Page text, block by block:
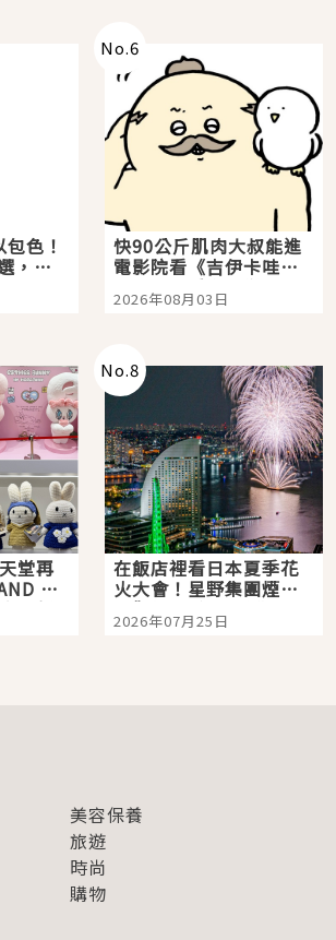
色！
，閉
No.6
快90公斤肌肉大叔能進
電影院看《吉伊卡哇》
嗎？日本重金屬樂團
「打首」會長與nagano
2026年08月03日
堂再
原
，新
3分
No.8
在飯店裡看日本夏季花
火大會！星野集團煙火
景觀飯店6選，讓你不用
人擠人悠閒欣賞
2026年07月25日
美容保養
旅遊
時尚
購物